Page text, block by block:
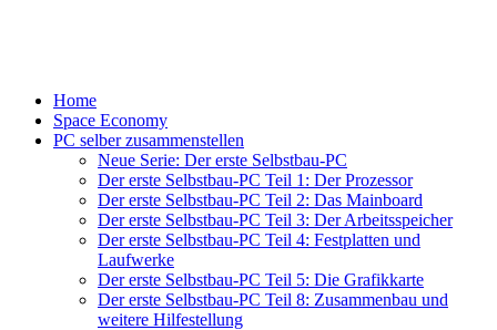
Home
Space Economy
PC selber zusammenstellen
Neue Serie: Der erste Selbstbau-PC
Der erste Selbstbau-PC Teil 1: Der Prozessor
Der erste Selbstbau-PC Teil 2: Das Mainboard
Der erste Selbstbau-PC Teil 3: Der Arbeitsspeicher
Der erste Selbstbau-PC Teil 4: Festplatten und
Laufwerke
Der erste Selbstbau-PC Teil 5: Die Grafikkarte
Der erste Selbstbau-PC Teil 8: Zusammenbau und
weitere Hilfestellung